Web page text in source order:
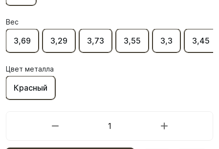
Вес
3,69 3,29 3,73 3,55 3,3 3,45
Цвет металла
Красный